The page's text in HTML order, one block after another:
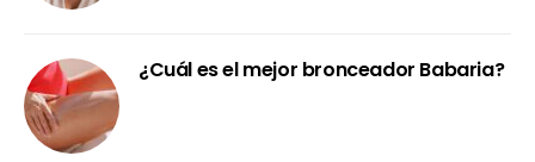
¿Cuál es el mejor bronceador Babaria?